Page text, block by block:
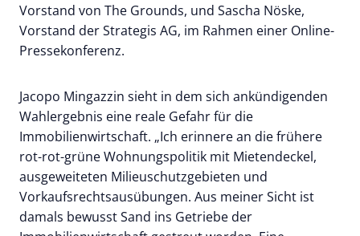
Vorstand von The Grounds, und Sascha Nöske,
Vorstand der Strategis AG, im Rahmen einer Online-
Pressekonferenz.
Jacopo Mingazzin sieht in dem sich ankündigenden
Wahlergebnis eine reale Gefahr für die
Immobilienwirtschaft. „Ich erinnere an die frühere
rot-rot-grüne Wohnungspolitik mit Mietendeckel,
ausgeweiteten Milieuschutzgebieten und
Vorkaufsrechtsausübungen. Aus meiner Sicht ist
damals bewusst Sand ins Getriebe der